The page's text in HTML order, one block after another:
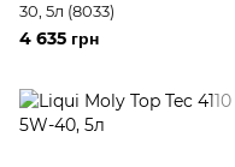
30, 5л (8033)
4 635 грн